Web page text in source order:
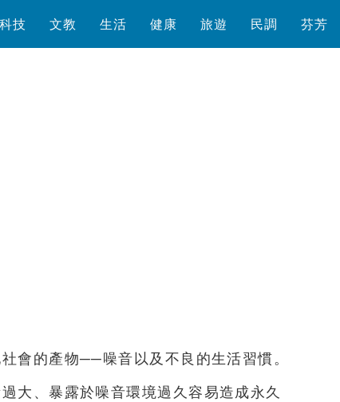
科技 文教 生活 健康 旅遊 民調 芬芳
會的產物──噪音以及不良的生活習慣。
大、暴露於噪音環境過久容易造成永久